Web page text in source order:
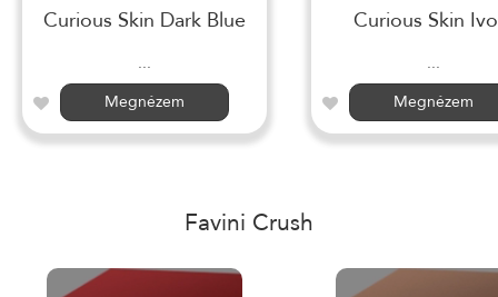
Curious Skin Dark Blue
...
Megnézem
Curious Skin
...
Megnézem
Favini Crush